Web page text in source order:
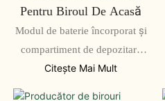
Pentru Biroul De Acasă
Modul de baterie încorporat și
compartiment de depozitare
deschis
Citeşte Mai Mult